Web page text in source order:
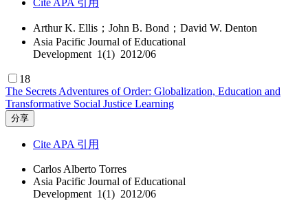
Cite APA 引用
Arthur K. Ellis；John B. Bond；David W. Denton
Asia Pacific Journal of Educational
Development 1(1) 2012/06
18
The Secrets Adventures of Order: Globalization, Education and
Transformative Social Justice Learning
分享
Cite APA 引用
Carlos Alberto Torres
Asia Pacific Journal of Educational
Development 1(1) 2012/06